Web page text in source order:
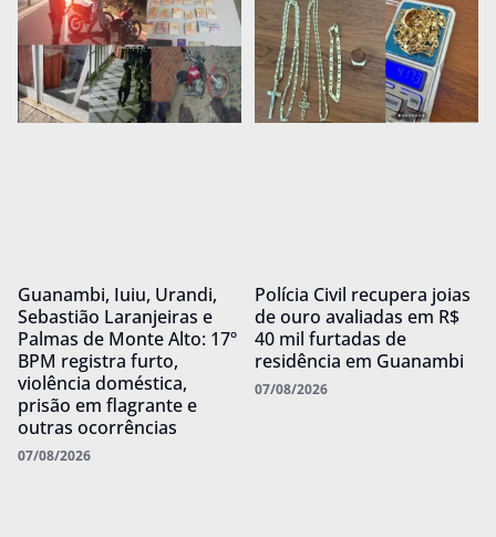
Guanambi, Iuiu, Urandi,
Sebastião Laranjeiras e
Palmas de Monte Alto: 17º
BPM registra furto,
violência doméstica,
prisão em flagrante e
outras ocorrências
07/08/2026
Polícia Civil recupera joias
de ouro avaliadas em R$
40 mil furtadas de
residência em Guanambi
07/08/2026